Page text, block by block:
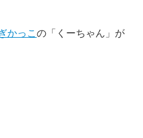
かっこの「くーちゃん」が